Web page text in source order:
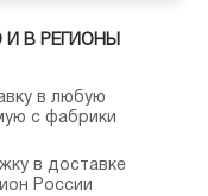
В РЕГИОНЫ
в любую
с фабрики
в доставке
России